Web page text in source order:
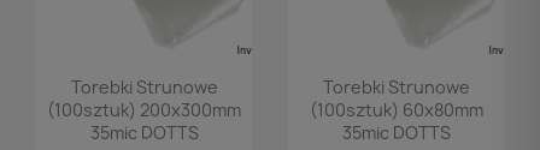
Podgląd
Torebki Strunowe
(100sztuk) 200x300mm
35mic DOTTS
Podgląd
Torebki Strunowe
(100sztuk) 60x80mm
35mic DOTTS